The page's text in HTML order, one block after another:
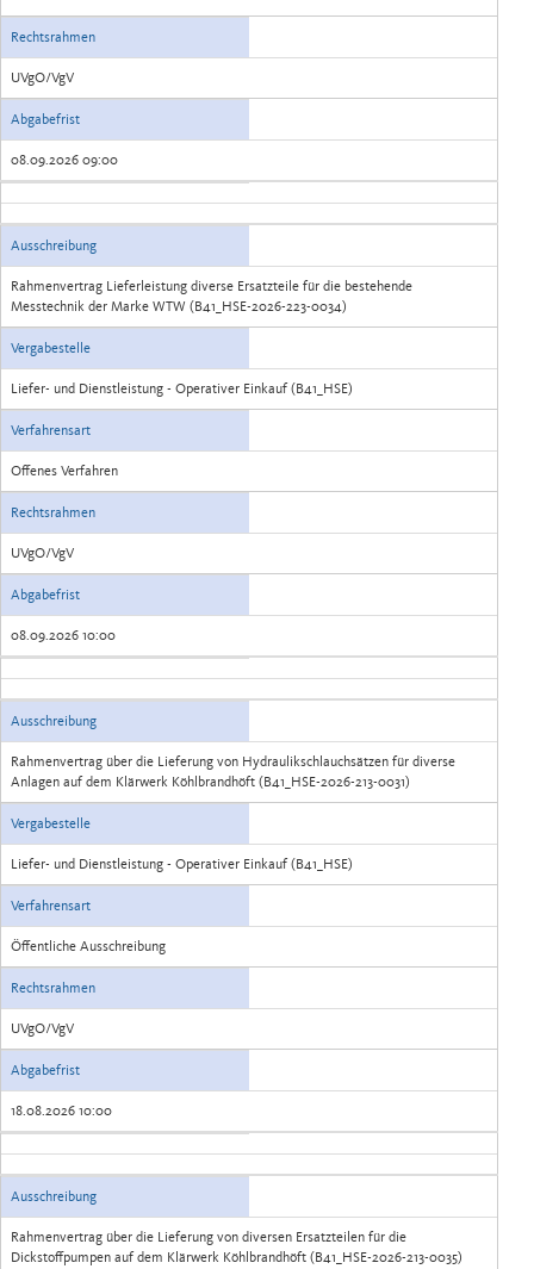
Rechtsrahmen
UVgO/VgV
Abgabefrist
08.09.2026 09:00
Ausschreibung
Rahmenvertrag Lieferleistung diverse Ersatzteile für die bestehende
Messtechnik der Marke WTW (B41_HSE-2026-223-0034)
Vergabestelle
Liefer- und Dienstleistung - Operativer Einkauf (B41_HSE)
Verfahrensart
Offenes Verfahren
Rechtsrahmen
UVgO/VgV
Abgabefrist
08.09.2026 10:00
Ausschreibung
Rahmenvertrag über die Lieferung von Hydraulikschlauchsätzen für diverse
Anlagen auf dem Klärwerk Köhlbrandhöft (B41_HSE-2026-213-0031)
Vergabestelle
Liefer- und Dienstleistung - Operativer Einkauf (B41_HSE)
Verfahrensart
Öffentliche Ausschreibung
Rechtsrahmen
UVgO/VgV
Abgabefrist
18.08.2026 10:00
Ausschreibung
Rahmenvertrag über die Lieferung von diversen Ersatzteilen für die
Dickstoffpumpen auf dem Klärwerk Köhlbrandhöft (B41_HSE-2026-213-0035)